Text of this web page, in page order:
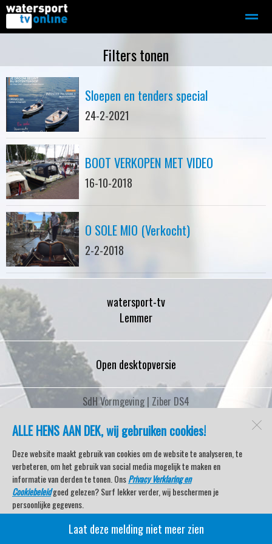
Motorboot-sloep Adverteren
Home Contact Bellen
ALLE HENS AAN DEK, wij gebruiken cookies!
Deze website maakt gebruik van cookies om de website te analyseren, te
verbeteren, om het gebruik van social media mogelijk te maken en
informatie van derden te tonen. OnsPrivacy Verklaring en
Cookiebeleidgoed gelezen? Surf lekker verder, wij beschermen je
persoonlijke gegevens.
Veel kijkplezier met Watersport TV Beleving & Nieuws!
Laat deze melding niet meer zien
Filters tonen
Sloepen en tenders special
24-2-2021
BOOT VERKOPEN MET VIDEO
16-10-2018
O SOLE MIO (Verkocht)
2-2-2018
watersport-tv
Lemmer
Open desktopversie
SdH Vormgeving | Ziber DS4